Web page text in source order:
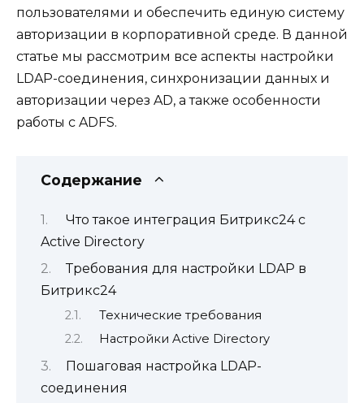
пользователями и обеспечить единую систему
авторизации в корпоративной среде. В данной
статье мы рассмотрим все аспекты настройки
LDAP-соединения, синхронизации данных и
авторизации через AD, а также особенности
работы с ADFS.
Содержание
Что такое интеграция Битрикс24 с
Active Directory
Требования для настройки LDAP в
Битрикс24
Технические требования
Настройки Active Directory
Пошаговая настройка LDAP-
соединения